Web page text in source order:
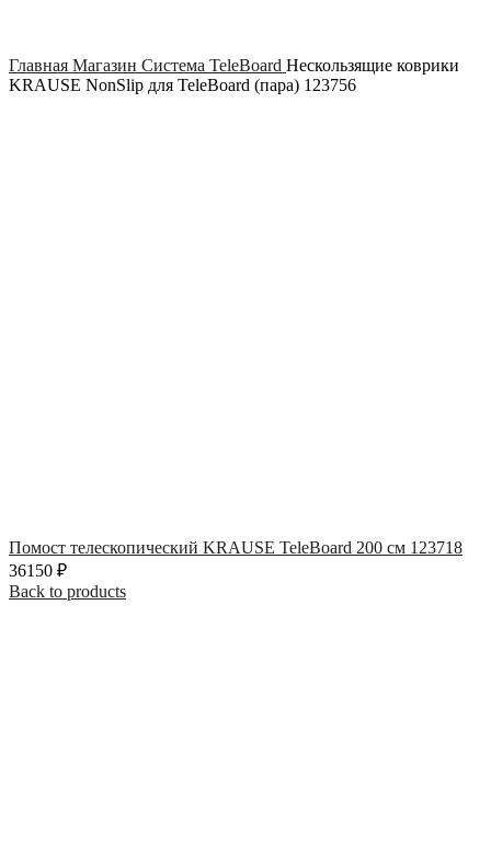
Главная Магазин Система TeleBoard Нескользящие коврики
KRAUSE NonSlip для TeleBoard (пара) 123756
Помост телескопический KRAUSE TeleBoard 200 см 123718
36150 ₽
Back to products